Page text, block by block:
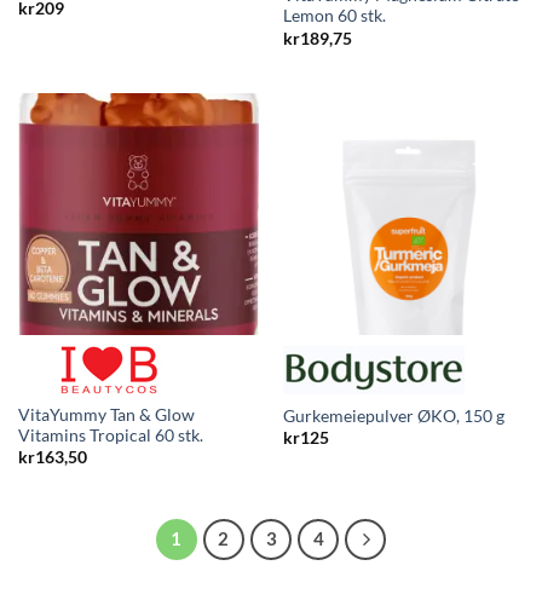
kr209
Lemon 60 stk.
kr189,75
VitaYummy Tan & Glow
Vitamins Tropical 60 stk.
kr163,50
Gurkemeiepulver ØKO, 150 g
kr125
1 2 3 4